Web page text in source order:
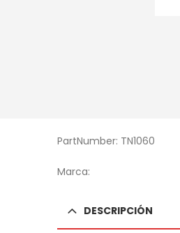
PartNumber: TN1060
Marca:
DESCRIPCIÓN